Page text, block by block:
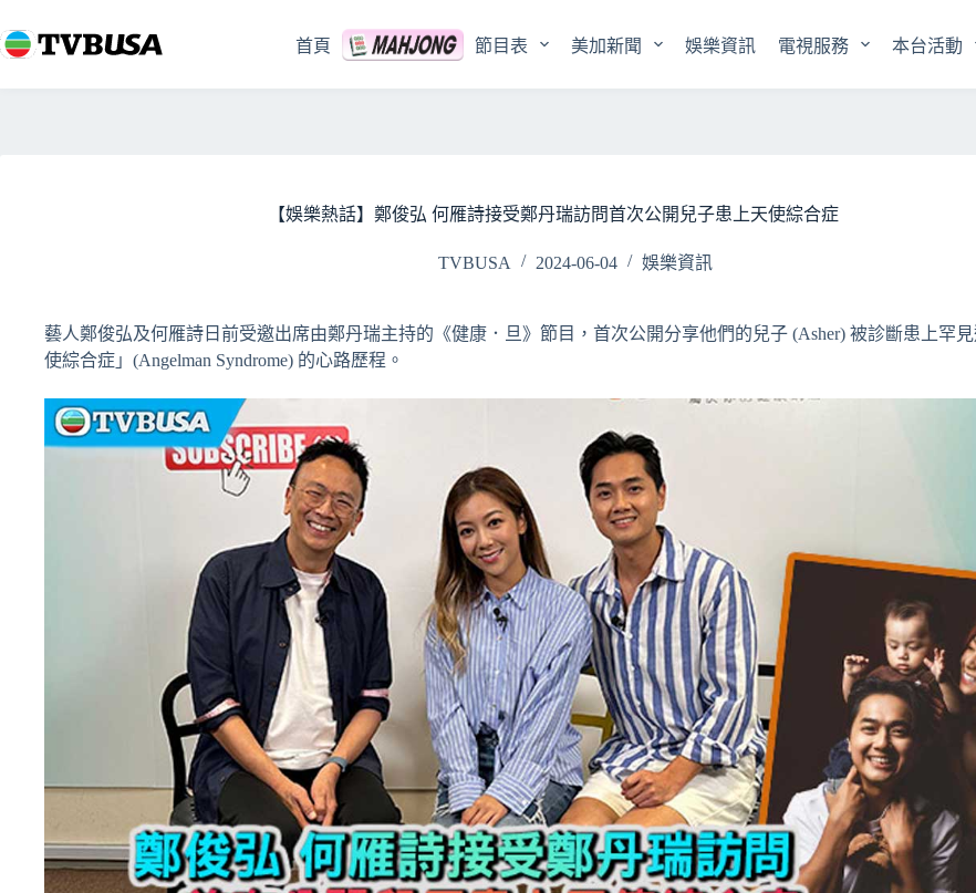
至
要
首頁 節目表 美加新聞 娛樂資訊 電視服務 本台活動
【娛樂熱話】鄭俊弘 何雁詩接受鄭丹瑞訪問首次公開兒子患上天使綜合症
TVBUSA 2024-06-04 娛樂資訊
藝人鄭俊弘及何雁詩日前受邀出席由鄭丹瑞主持的《健康．旦》節目，首次公開分享他們的兒子 (Asher) 被診斷患上罕
使綜合症」(Angelman Syndrome) 的心路歷程。